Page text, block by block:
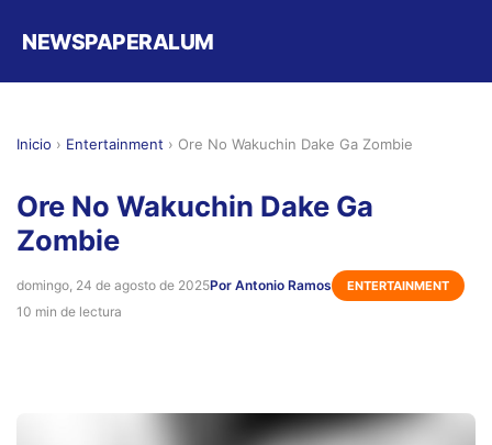
NEWSPAPERALUM
Inicio › Entertainment › Ore No Wakuchin Dake Ga Zombie
Ore No Wakuchin Dake Ga
Zombie
domingo, 24 de agosto de 2025Por Antonio Ramos ENTERTAINMENT
10 min de lectura